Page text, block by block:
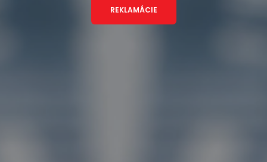
REKLAMÁCIE